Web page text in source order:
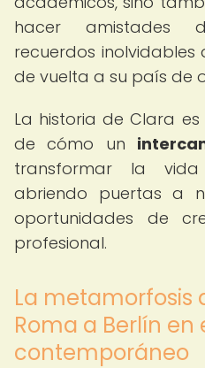
hacer amistades
recuerdos
de vuelta a su país de
La historia de Clara
de cómo un
transformar la
abriendo puertas a
oportunidades de
profesional.
La metamorfosis
Roma a Berlín en
contemporáneo